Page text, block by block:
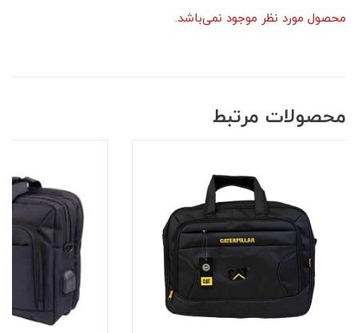
محصول مورد نظر موجود نمی‌باشد.
محصولات مرتبط